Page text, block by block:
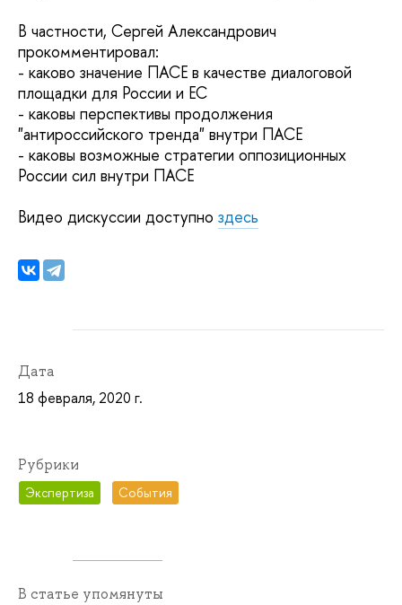
В частности, Сергей Александрович
прокомментировал:
- каково значение ПАСЕ в качестве диалоговой
площадки для России и ЕС
- каковы перспективы продолжения
"антироссийского тренда" внутри ПАСЕ
- каковы возможные стратегии оппозиционных
России сил внутри ПАСЕ
Видео дискуссии доступно здесь
Дата
18 февраля, 2020 г.
Рубрики
Экспертиза События
В статье упомянуты